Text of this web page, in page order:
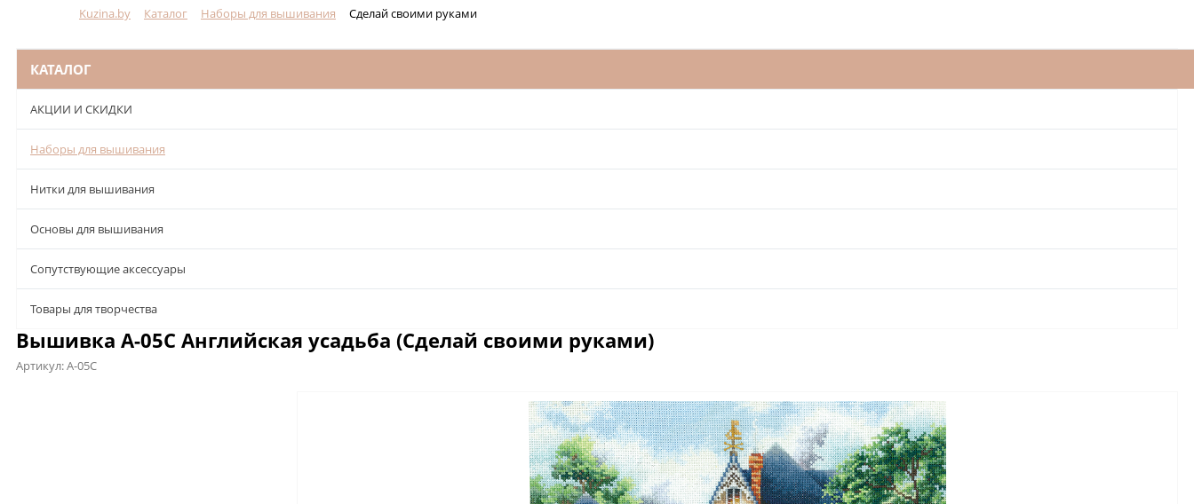
Kuzina.by Каталог Наборы для вышивания Сделай своими руками
КАТАЛОГ
АКЦИИ И СКИДКИ
Наборы для вышивания
Нитки для вышивания
Основы для вышивания
Сопутствующие аксессуары
Товары для творчества
Вышивка А-05С Английская усадьба (Сделай своими руками)
Артикул:А-05С